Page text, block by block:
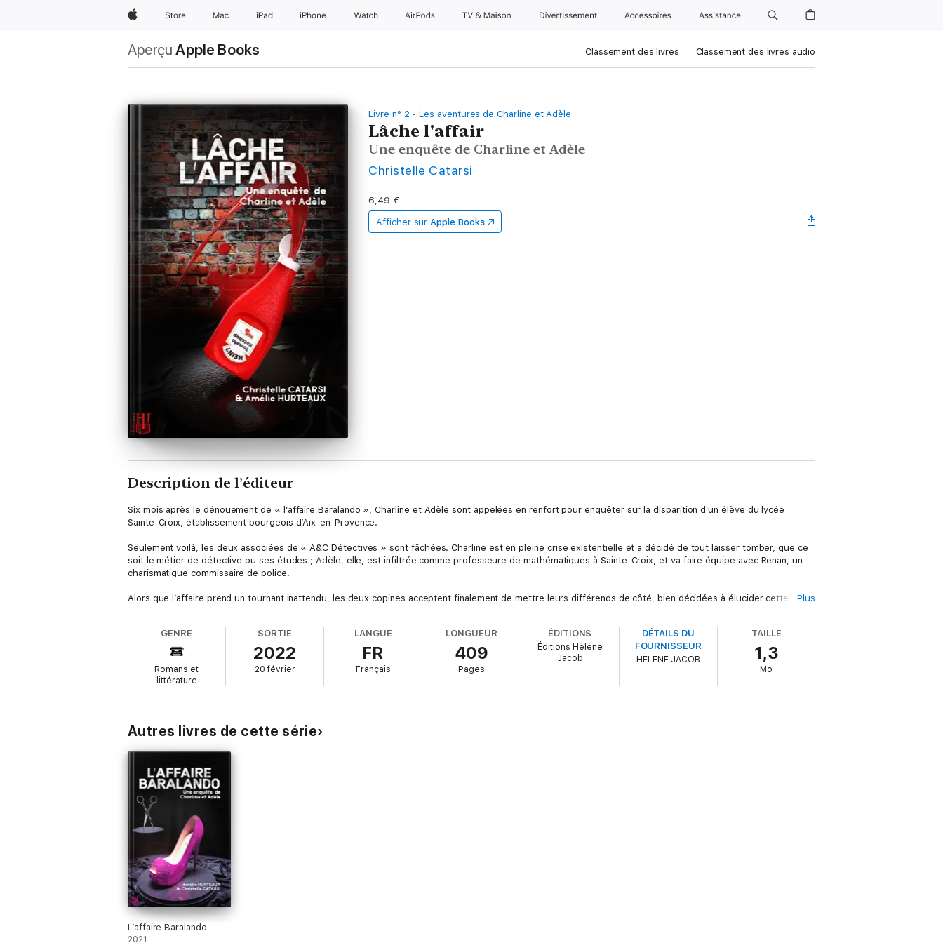
AppleStore Mac iPad iPhone Watch AirPods TV & Maison Divertissements Accessoires Assistance
Aperçu Apple Books Classement des livres Classement des livres audio
Livre n° 2 - Les aventures de Charline et Adèle
Lâche l'affair
Une enquête de Charline et Adèle
Christelle Catarsi
6,49 €
Afficher sur Apple Books
Description de l’éditeur
Six mois après le dénouement de « l’affaire Baralando », Charline et Adèle sont appelées en renfort pour enquêter sur la disparition d’un élève du lycée
Sainte-Croix, établissement bourgeois d’Aix-en-Provence.
Seulement voilà, les deux associées de « A&C Détectives » sont fâchées. Charline est en pleine crise existentielle et a décidé de tout laisser tomber, que ce
soit le métier de détective ou ses études ; Adèle, elle, est infiltrée comme professeure de mathématiques à Sainte-Croix, et va faire équipe avec Renan, un
charismatique commissaire de police.
Alors que l’affaire prend un tournant inattendu, les deux copines acceptent finalement de mettre leurs différends de côté, bien décidées à élucider cette
« Lâche l’affair » est le deuxième opus des aventures de Charline et Adèle, série policière humoristique écrite à quatre mains. Dans un style moderne et
enlevé, ce roman feel-good atypique raconte l’histoire de deux copines colocataires. L’écriture à deux voix (Charline prend vie sous la plume de Christelle
Le duo fonctionne à merveille et fait des étincelles !
Plus
GENRE
Romans et
littérature
SORTIE
2022
20 février
LANGUE
FR
Français
LONGUEUR
409
Pages
ÉDITIONS
Éditions Hélène
Jacob
DÉTAILS DU
FOURNISSEUR
HELENE JACOB
TAILLE
1,3
Mo
Autres livres de cette série
L’affaire Baralando
2021